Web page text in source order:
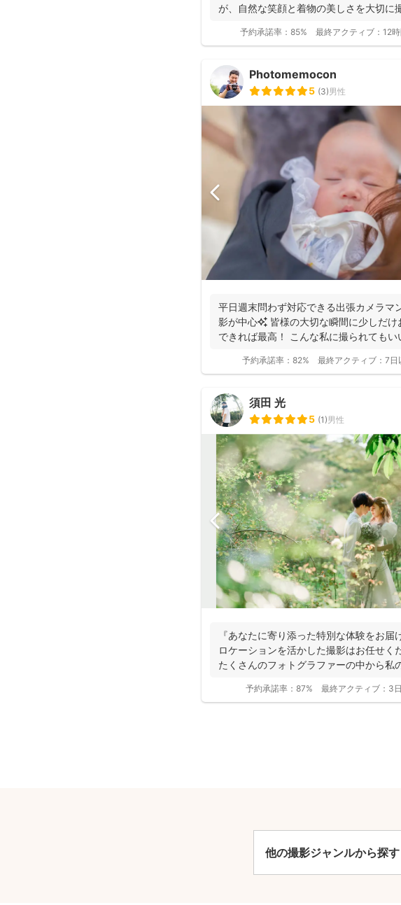
が、自然な笑顔と着物の美しさを大切に
予約承諾率： 85% 最終アクティブ： 12
Photomemocon
5 (3)男性
平日週末問わず対応できる出張カメラマ
影が中心✨ 皆様の大切な瞬間に少しだけ
できれば最高！ こんな私に撮られてもい
予約承諾率： 82% 最終アクティブ： 7日
須田 光
5 (1)男性
『あなたに寄り添った特別な体験をお届
ロケーションを活かした撮影はお任せく
たくさんのフォトグラファーの中から私
予約承諾率： 87% 最終アクティブ： 3
他の撮影ジャンルから探す
撮影基
全ジャン
平日
土日祝
安心・うれしいを
準備・片付けなど
撮影場所までの
フォトグラフ